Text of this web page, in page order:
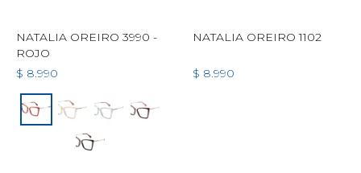
NATALIA OREIRO 3990 -
ROJO
$ 8.990
NATALIA OREIRO 1102
$ 8.990